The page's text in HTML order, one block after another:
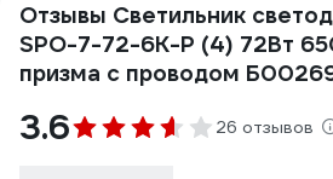
Отзывы Светильник
SPO-7-72-6K-P (4) 72Вт
призма с проводом
3.6 26 отзывов